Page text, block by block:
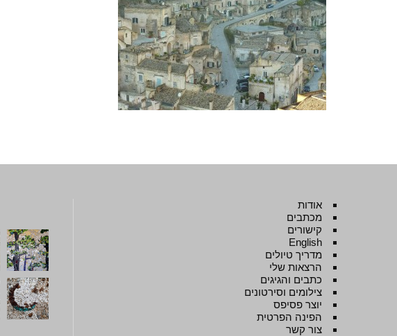
אודות
מכתבים
קישורים
English
מדריך טיולים
הרצאות שלי
כתבים והגיגים
צילומים וסירטונים
יוצר פסיפס
הפינה הפרטית
צור קשר